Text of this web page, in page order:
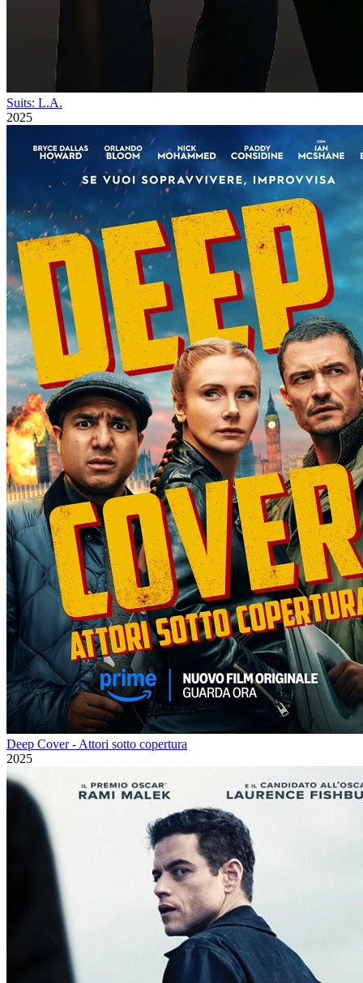
Suits: L.A.
2025
Deep Cover - Attori sotto copertura
2025